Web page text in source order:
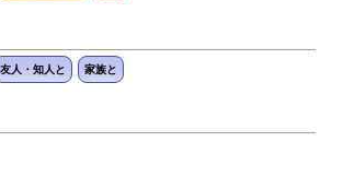
友人・知人と 家族と